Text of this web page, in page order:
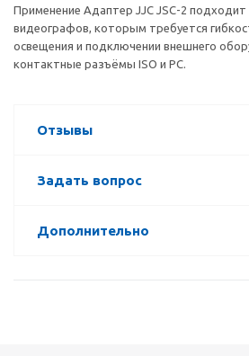
Применение Адаптер JJC JSC-2
видеографов, которым требуется
освещения и подключении внешнего
контактные разъёмы ISO и PC.
Отзывы
Задать вопрос
Дополнительно